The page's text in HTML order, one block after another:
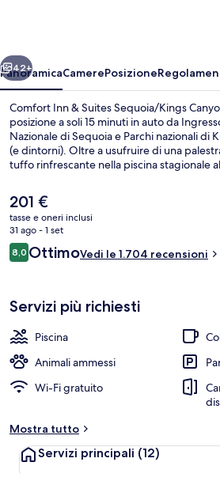
Canyon
Avanti
42+
PanoramicaCamerePosizione
Comfort Inn & Suites Sequoia/Kings
posizione a soli 15 minuti in auto da
Nazionale di Sequoia e Parchi nazionali di
(e dintorni). Oltre a usufruire di una
tuffo rinfrescante nella piscina stagionale
forza della struttura. Gli ospiti apprezzano
e la colazione.
Il
prezzo
attuale
è
201 €
201 €
tasse e oneri inclusi
31 ago - 1 set
Recensioni
8,08,0 su 10
OttimoVedi le 1.704 recensioni
Servizi più richiesti
Piscina
Animali ammessi
Wi-Fi gratuito
Mostra tutto
Servizi principali (12)